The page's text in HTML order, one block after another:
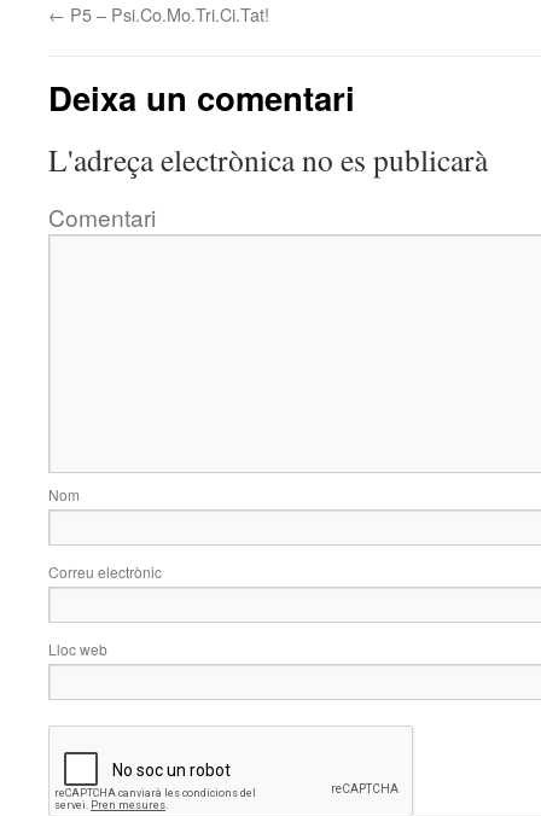
← P5 – Psi.Co.Mo.Tri.Ci.Tat!
Deixa un comentari
L'adreça electrònica no es publicarà
Comentari
Nom
Correu electrònic
Lloc web